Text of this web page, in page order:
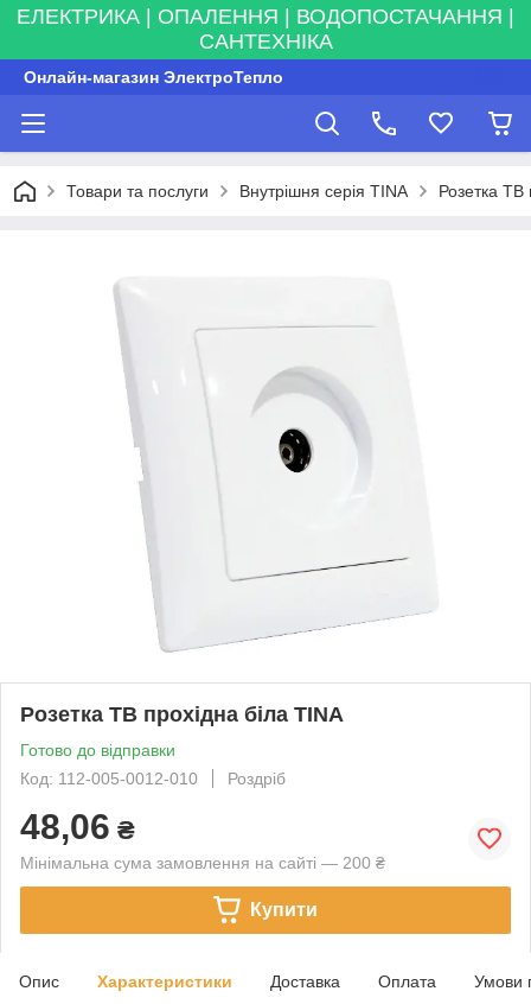
ЕЛЕКТРИКА | ОПАЛЕННЯ | ВОДОПОСТАЧАННЯ |
САНТЕХНІКА
Онлайн-магазин ЭлектроТепло
Товари та послуги Внутрішня серія TINA Розетка ТВ
Розетка ТВ прохідна біла TINA
Готово до відправки
Код: 112-005-0012-010
Роздріб
48,06 ₴
Мінімальна сума замовлення на сайті — 200 ₴
Купити
Опис Характеристики Доставка Оплата Умови